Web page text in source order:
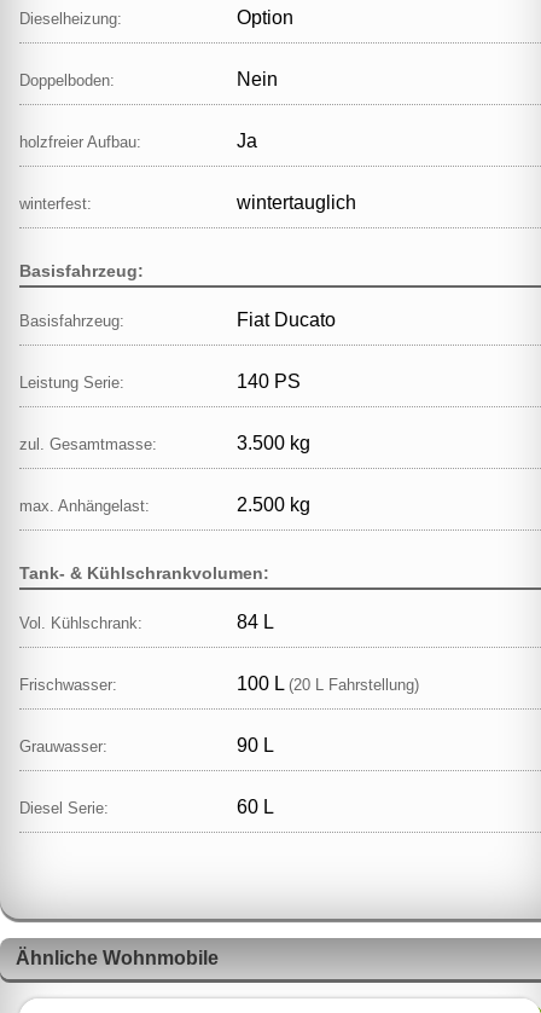
Dieselheizung: Option
Doppelboden: Nein
holzfreier Aufbau: Ja
winterfest: wintertauglich
Basisfahrzeug:
Basisfahrzeug: Fiat Ducato
Leistung Serie: 140 PS
zul. Gesamtmasse: 3.500 kg
max. Anhängelast: 2.500 kg
Tank- & Kühlschrankvolumen:
Vol. Kühlschrank: 84 L
Frischwasser: 100 L (20 L Fahrstellung)
Grauwasser: 90 L
Diesel Serie: 60 L
Ähnliche Wohnmobile